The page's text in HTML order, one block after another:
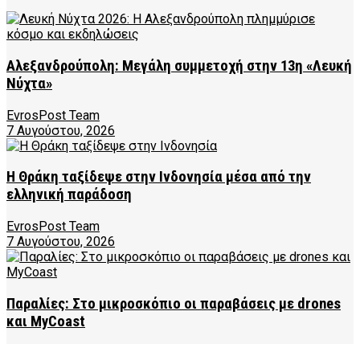
Αλεξανδρούπολη: Μεγάλη συμμετοχή στην 13η «Λευκή
Νύχτα»
EvrosPost Team
7 Αυγούστου, 2026
Η Θράκη ταξίδεψε στην Ινδονησία μέσα από την
ελληνική παράδοση
EvrosPost Team
7 Αυγούστου, 2026
Παραλίες: Στο μικροσκόπιο οι παραβάσεις με drones
και MyCoast